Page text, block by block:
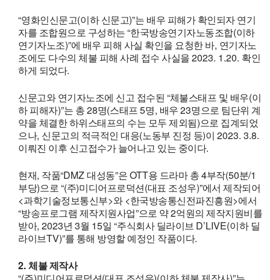
“영화인신문고(이하 신문고)”는 배우 피해가 확인되자 연기
자를 조합원으로 구성하는 “한국방송연기자노동조합(이하
연기자노조)”에 배우 피해 사실 확인을 요청한 바, 연기자노
조에도 다수의 체불 피해 사례 접수 사실을 2023. 1.20. 확인
하게 되었다.
신문고와 연기자노조에 신고 접수된 “체불스태프 및 배우(이
하 피해자)”는 총 28명(스태프 5명, 배우 23명으로 팀단위 계
약을 체결한 하위스태프의 수는 모두 제외됨)으로 집계되었
으나, 신문고의 적극적인 대응(노동부 진정 등)이 2023. 3.8.
이뤄진 이후 신고접수가 늘어나고 있는 중이다.
현재, 작품“DMZ 대성동”은 OTT용 드라마 총 4부작(50분/1
부당)으로 “(주)미디어프로덕션 (대표 조성우)”에서 제작되어
<과학기술정보통신부>와 <한국방송통신전파진흥원>에서
“방송프로그램 제작지원사업”으로 약2억원의 제작지원비를
받아, 2023년 3월 15일 “주식회사 딜라이브 D’LIVE(이하 딜
라이브TV)”를 통해 방영할 예정인 작품이다.
2. 체불 제작사